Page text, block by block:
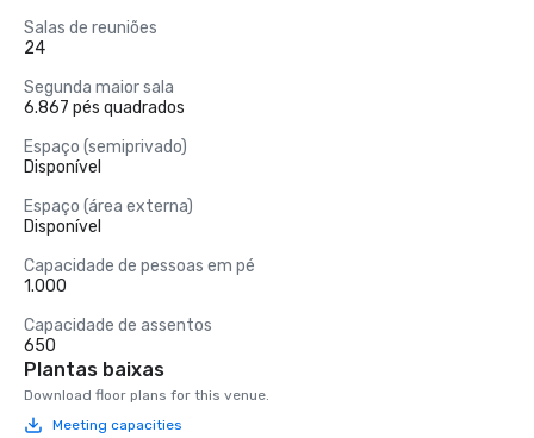
Salas de reuniões
24
Segunda maior sala
6.867 pés quadrados
Espaço (semiprivado)
Disponível
Espaço (área externa)
Disponível
Capacidade de pessoas em pé
1.000
Capacidade de assentos
650
Plantas baixas
Download floor plans for this venue.
Meeting capacities